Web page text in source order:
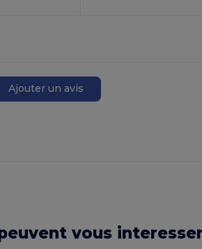
Ajouter un avis
vous